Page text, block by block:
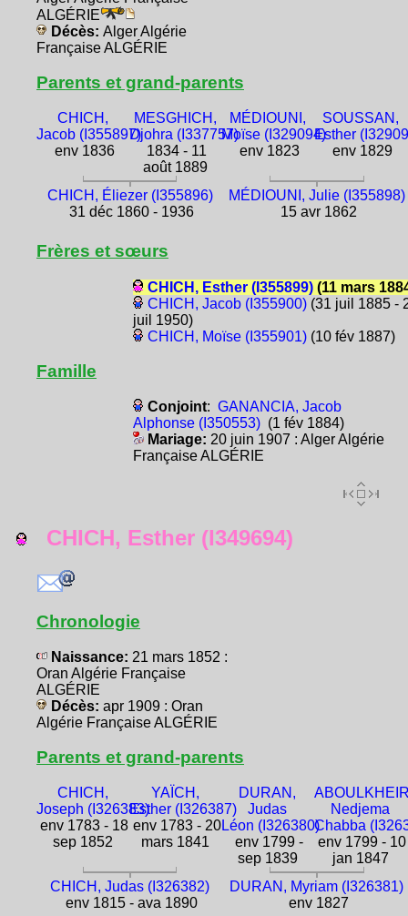
ALGÉRIE
Décès: Alger Algérie
Française ALGÉRIE
Parents et grand-parents
CHICH,
Jacob (I355897)
env 1836
MESGHICH,
Djohra (I337757)
1834 - 11
août 1889
MÉDIOUNI,
Moïse (I329094)
env 1823
SOUSSAN,
Esther
env 1829
CHICH, Éliezer (I355896)
31 déc 1860 - 1936
MÉDIOUNI, Julie (I355898)
15 avr 1862
Frères et sœurs
CHICH, Esther (I355899)(11 mars
CHICH, Jacob (I355900)(31 juil 1885 -
juil 1950)
CHICH, Moïse (I355901)(10 fév 1887)
Famille
Conjoint: GANANCIA, Jacob
Alphonse (I350553)(1 fév 1884)
Mariage: 20 juin 1907 : Alger Algérie
Française ALGÉRIE
CHICH, Esther (I349694)
Chronologie
Naissance: 21 mars 1852 :
Oran Algérie Française
ALGÉRIE
Décès: apr 1909 : Oran
Algérie Française ALGÉRIE
Parents et grand-parents
CHICH,
Joseph (I326383)
env 1783 - 18
sep 1852
YAÏCH,
Esther (I326387)
env 1783 - 20
mars 1841
DURAN,
Judas
Léon (I326380)
env 1799 -
sep 1839
Nedjema
Chabba
env 1799 - 10
jan 1847
CHICH, Judas (I326382)
env 1815 - ava 1890
DURAN, Myriam (I326381)
env 1827